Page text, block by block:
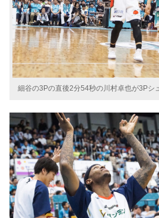
細谷の3Pの直後2分54秒の川村卓也が3Pシ